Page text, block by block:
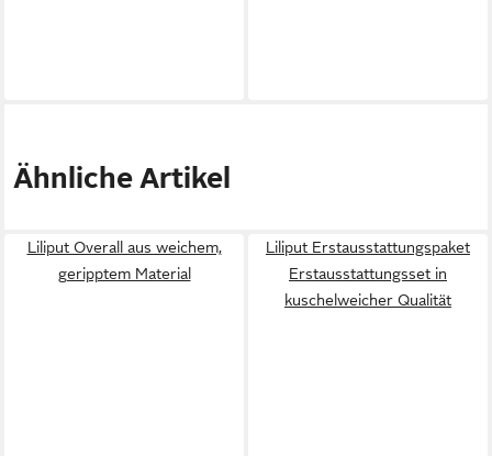
Ähnliche Artikel
Liliput Overall aus weichem,
geripptem Material
Liliput Erstausstattungspaket
Erstausstattungsset in
kuschelweicher Qualität